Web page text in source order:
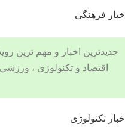
اخبار فرهنگی
جدیدترین اخبار و مهم ترین رویدادهای ۲۴ ساعته در بخش های حوادث ،
اقتصاد وتکنولوژی ، ورزشی
اخبار تکنولوژی